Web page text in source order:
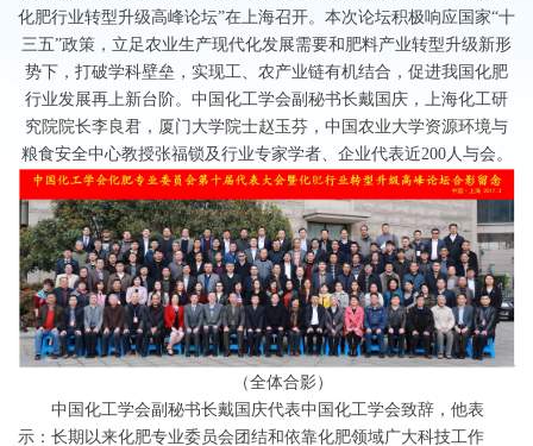
化肥行业转型升级高峰论坛”在上海召开。本次论坛积极响应国家“十
三五”政策，立足农业生产现代化发展需要和肥料产业转型升级新形
势下，打破学科壁垒，实现工、农产业链有机结合，促进我国化肥
行业发展再上新台阶。中国化工学会副秘书长戴国庆，上海化工研
究院院长李良君，厦门大学院士赵玉芬，中国农业大学资源环境与
粮食安全中心教授张福锁及行业专家学者、企业代表近200人与会。
（全体合影）
中国化工学会副秘书长戴国庆代表中国化工学会致辞，他表
示：长期以来化肥专业委员会团结和依靠化肥领域广大科技工作